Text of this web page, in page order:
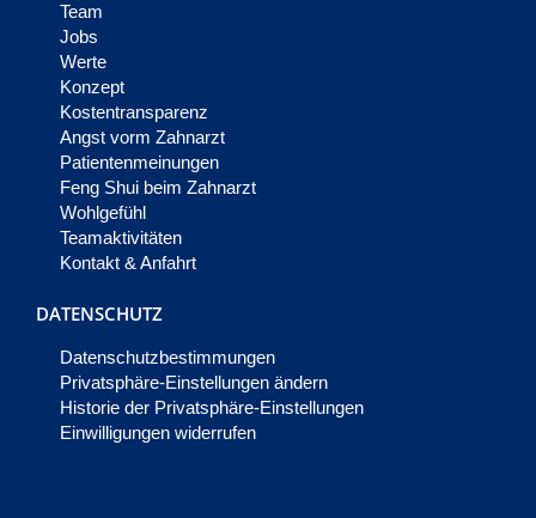
Team
Jobs
Werte
Konzept
Kostentransparenz
Angst vorm Zahnarzt
Patientenmeinungen
Feng Shui beim Zahnarzt
Wohlgefühl
Teamaktivitäten
Kontakt & Anfahrt
DATENSCHUTZ
Datenschutzbestimmungen
Privatsphäre-Einstellungen ändern
Historie der Privatsphäre-Einstellungen
Einwilligungen widerrufen